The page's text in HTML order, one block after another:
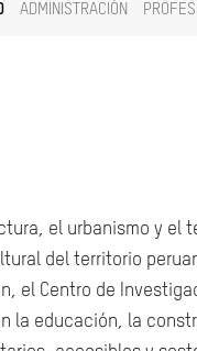
ADMINISTRACIÓN
el urbanismo y el
del territorio
el Centro de
la educación, la